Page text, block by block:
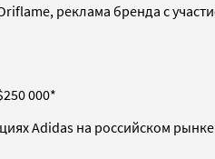
реклама бренда с
000*
Adidas на российском